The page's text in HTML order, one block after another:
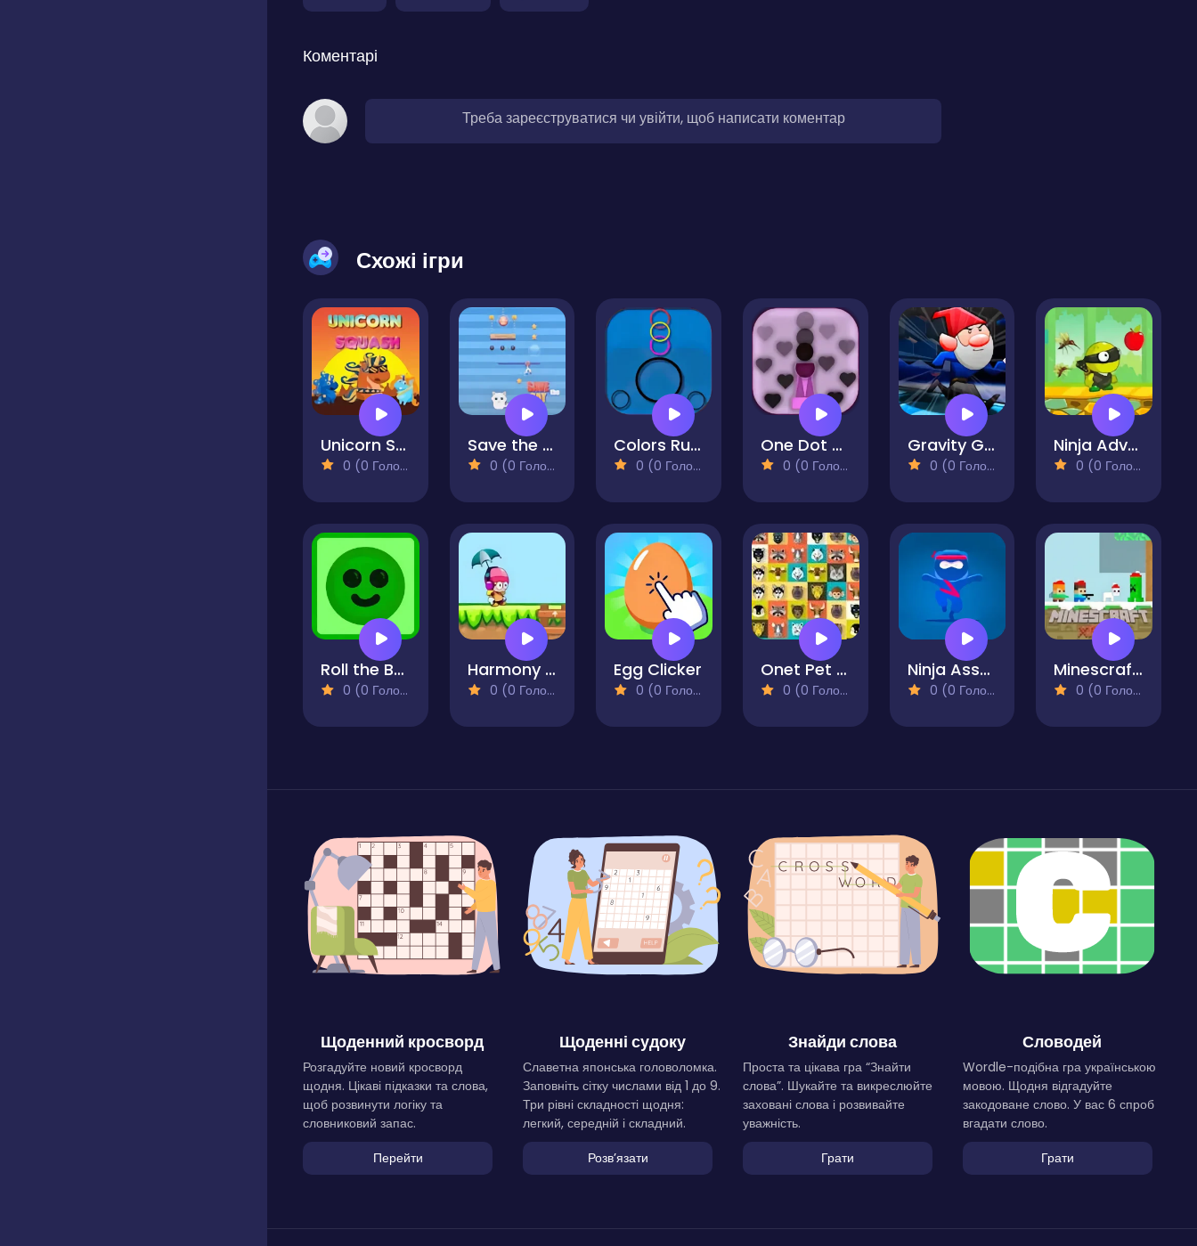
Коментарі
Треба зареєструватися чи увійти, щоб написати коментар
Схожі ігри
Unicorn Squash
0 (0 Голосів)
Save the Cat
0 (0 Голосів)
Colors Run Ball
0 (0 Голосів)
One Dot Ball
0 (0 Голосів)
Gravity Gnome
0 (0 Голосів)
Ninja Adventure Game
0 (0 Голосів)
Roll the Ball 2D
0 (0 Голосів)
Harmony Trail
0 (0 Голосів)
Egg Clicker
0 (0 Голосів)
Onet Pet Matching
0 (0 Голосів)
Ninja Assassin
0 (0 Голосів)
Minescrafter Xmas
0 (0 Голосів)
Щоденний кросворд
Розгадуйте новий кросворд
щодня. Цікаві підказки та слова,
щоб розвинути логіку та
словниковий запас.
Перейти
Щоденні судоку
Славетна японська головоломка.
Заповніть сітку числами від 1 до 9.
Три рівні складності щодня:
легкий, середній і складний.
Розвʼязати
Знайди слова
Проста та цікава гра “Знайти
слова”. Шукайте та викреслюйте
заховані слова і розвивайте
уважність.
Грати
Словодей
Wordle-подібна гра українською
мовою. Щодня відгадуйте
закодоване слово. У вас 6 спроб
вгадати слово.
Грати